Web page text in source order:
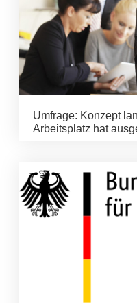
Umfrage: Konzept
Arbeitsplatz hat